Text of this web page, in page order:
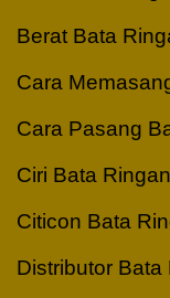
Berat Bata
Cara
Cara Pasang
Ciri Bata
Citicon Bata
Distributor